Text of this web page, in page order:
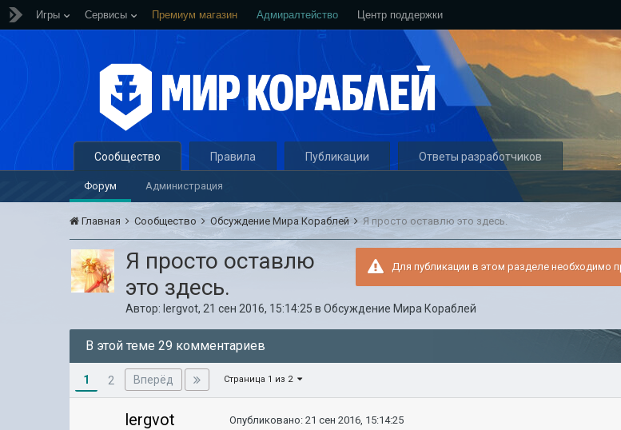
Игры Сервисы Премиум магазин Адмиралтейство Центр поддержки
Сообщество
Форум Администрация
Правила Публикации Ответы разработчиков
Главная Сообщество Обсуждение Мира Кораблей Я просто оставлю это здесь.
Для публикации в этом разделе необходимо
Я просто оставлю
это здесь.
Автор: lergvot, 21 сен 2016, 15:14:25 вОбсуждение Мира Кораблей
В этой теме 29 комментариев
1 2 Вперёд Страница 1 из 2
lergvot Опубликовано:21 сен 2016, 15:14:25